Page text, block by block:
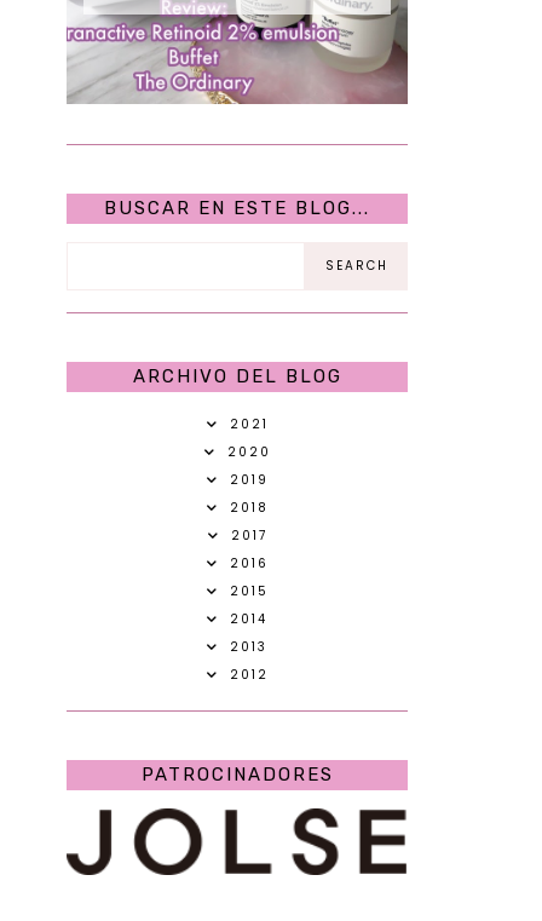
BUSCAR EN ESTE BLOG...
ARCHIVO DEL BLOG
2021
2020
2019
2018
2017
2016
2015
2014
2013
2012
PATROCINADORES